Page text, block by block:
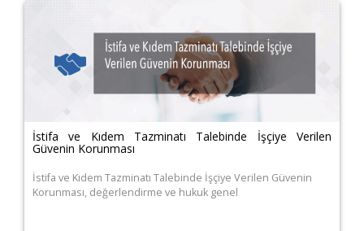
İstifa ve Kıdem Tazminatı Talebinde İşçiye Verilen
Güvenin Korunması
İstifa ve Kıdem Tazminatı Talebinde İşçiye Verilen Güvenin
Korunması, değerlendirme ve hukuk genel